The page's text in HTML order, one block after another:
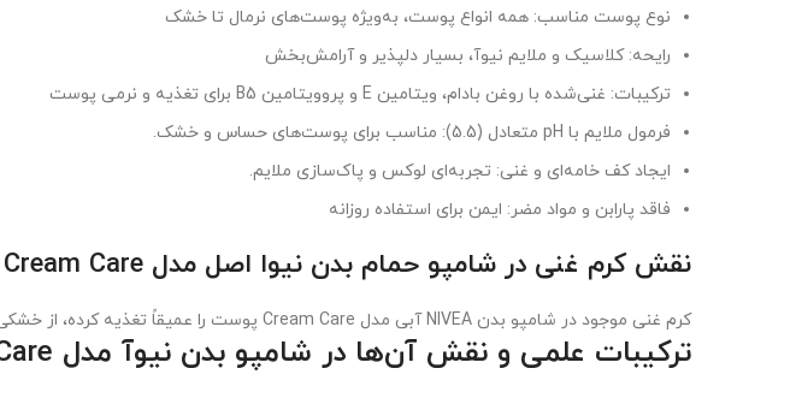
نوع پوست مناسب: همه انواع پوست، به‌ویژه پوست‌های نرمال تا خشک
رایحه: کلاسیک و ملایم نیوآ، بسیار دلپذیر و آرامش‌بخش
ترکیبات: غنی‌شده با روغن بادام، ویتامین E و پروویتامین B5 برای تغذیه و نرمی پوست
فرمول ملایم با pH متعادل (5.5): مناسب برای پوست‌های حساس و خشک.
ایجاد کف خامه‌ای و غنی: تجربه‌ای لوکس و پاک‌سازی ملایم.
فاقد پارابن و مواد مضر: ایمن برای استفاده روزانه
نقش کرم غنی در شامپو حمام بدن نیوا اصل مدل Cream Care چیست؟
کرم غنی موجود در شامپو بدن NIVEA آبی مدل Cream Care پوست را عمیقاً تغذیه کرده، از خشکی و زبری جلوگیری می‌کند و حس ابریشمی و یکدستی به پوست می‌بخشد.
ترکیبات علمی و نقش آن‌ها در شامپو بدن نیوآ مدل Cream Care با رایحه کرمی